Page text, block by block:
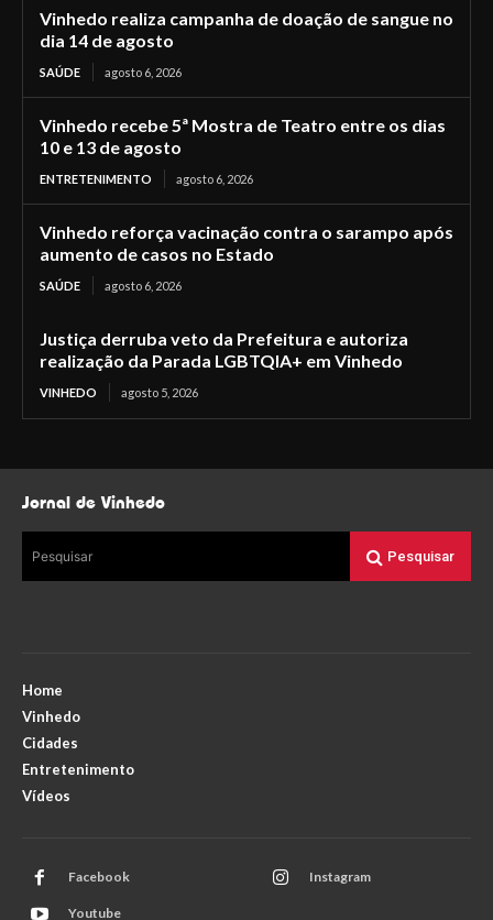
Vinhedo realiza campanha de doação de sangue no
dia 14 de agosto
SAÚDE agosto 6, 2026
Vinhedo recebe 5ª Mostra de Teatro entre os dias
10 e 13 de agosto
ENTRETENIMENTO agosto 6, 2026
Vinhedo reforça vacinação contra o sarampo após
aumento de casos no Estado
SAÚDE agosto 6, 2026
Justiça derruba veto da Prefeitura e autoriza
realização da Parada LGBTQIA+ em Vinhedo
VINHEDO agosto 5, 2026
Jornal de Vinhedo
Pesquisar Pesquisar
Home
Vinhedo
Cidades
Entretenimento
Vídeos
Facebook Instagram
Youtube